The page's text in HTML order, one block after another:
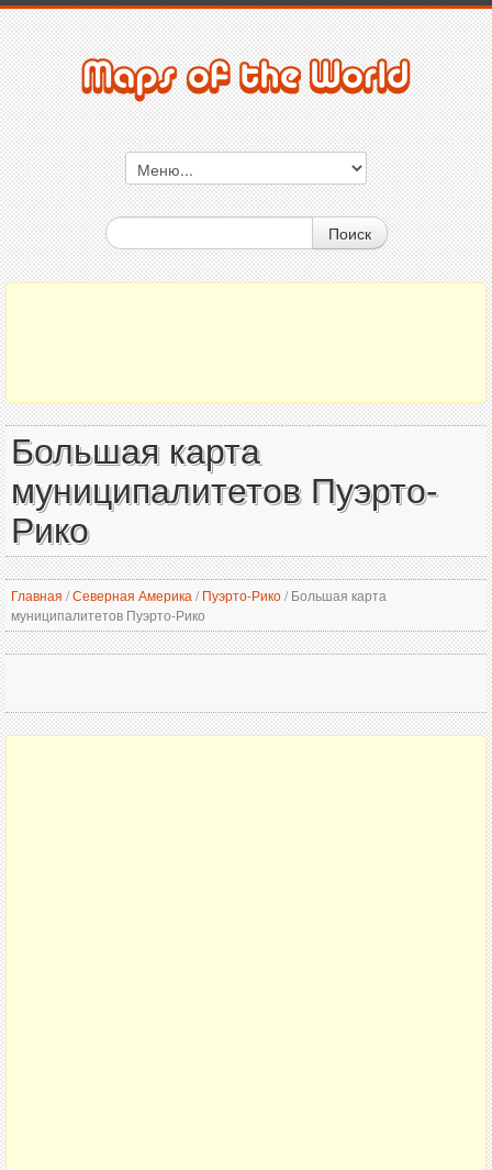
Поиск
Большая карта
муниципалитетов Пуэрто-
Рико
Главная /Северная Америка / Пуэрто-Рико/Большая карта
муниципалитетов Пуэрто-Рико